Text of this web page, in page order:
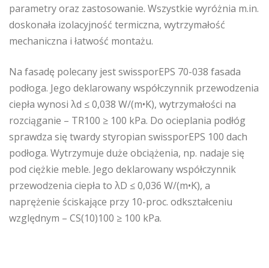
parametry oraz zastosowanie. Wszystkie wyróżnia m.in.
doskonała izolacyjność termiczna, wytrzymałość
mechaniczna i łatwość montażu.
Na fasadę polecany jest swissporEPS 70-038 fasada
podłoga. Jego deklarowany współczynnik przewodzenia
ciepła wynosi λd ≤ 0,038 W/(m•K), wytrzymałości na
rozciąganie – TR100 ≥ 100 kPa. Do ocieplania podłóg
sprawdza się twardy styropian swissporEPS 100 dach
podłoga. Wytrzymuje duże obciążenia, np. nadaje się
pod ciężkie meble. Jego deklarowany współczynnik
przewodzenia ciepła to λD ≤ 0,036 W/(m•K), a
naprężenie ściskające przy 10-proc. odkształceniu
względnym – CS(10)100 ≥ 100 kPa.